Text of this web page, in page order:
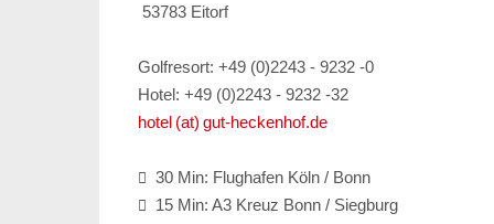
53783 Eitorf
Golfresort: +49 (0)2243 - 9232 -0
Hotel: +49 (0)2243 - 9232 -32
hotel (at) gut-heckenhof.de
 30 Min: Flughafen Köln / Bonn

15 Min: A3 Kreuz Bonn / Siegburg